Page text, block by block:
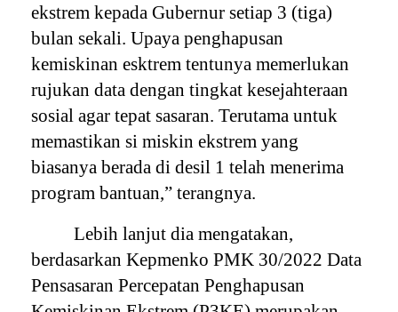
ekstrem kepada Gubernur setiap 3 (tiga)
bulan sekali. Upaya penghapusan
kemiskinan esktrem tentunya memerlukan
rujukan data dengan tingkat kesejahteraan
sosial agar tepat sasaran. Terutama untuk
memastikan si miskin ekstrem yang
biasanya berada di desil 1 telah menerima
program bantuan,” terangnya.
Lebih lanjut dia mengatakan,
berdasarkan Kepmenko PMK 30/2022 Data
Pensasaran Percepatan Penghapusan